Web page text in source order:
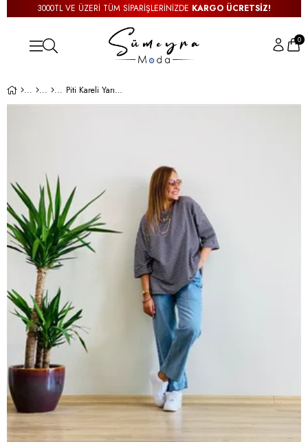
3000TL VE ÜZERİ TÜM SİPARİŞLERİNİZDEKARGO ÜCRETSİZ!
0
Piti Kareli Yarım Kol Sweatshirt